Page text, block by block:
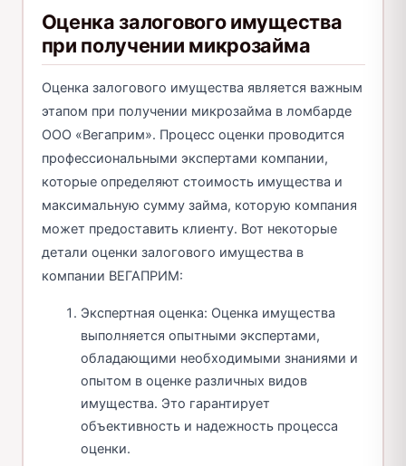
Оценка залогового имущества
при получении микрозайма
Оценка залогового имущества является важным
этапом при получении микрозайма в ломбарде
ООО «Вегаприм». Процесс оценки проводится
профессиональными экспертами компании,
которые определяют стоимость имущества и
максимальную сумму займа, которую компания
может предоставить клиенту. Вот некоторые
детали оценки залогового имущества в
компании ВЕГАПРИМ:
Экспертная оценка: Оценка имущества
выполняется опытными экспертами,
обладающими необходимыми знаниями и
опытом в оценке различных видов
имущества. Это гарантирует
объективность и надежность процесса
оценки.